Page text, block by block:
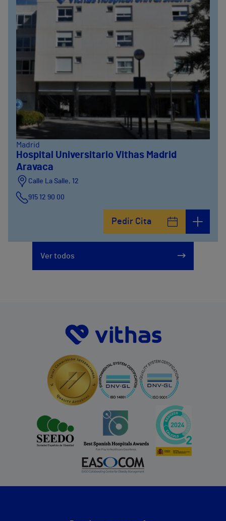
Madrid
Hospital Universitario Vithas Madrid
Aravaca
Calle La Salle, 12
915 12 90 00
Pedir Cita
Ver todos